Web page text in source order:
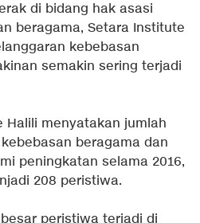
di bidang hak asasi
beragama, Setara Institute
kebebasan
semakin sering terjadi
Halili menyatakan jumlah
beragama dan
peningkatan selama 2016,
208 peristiwa.
peristiwa terjadi di